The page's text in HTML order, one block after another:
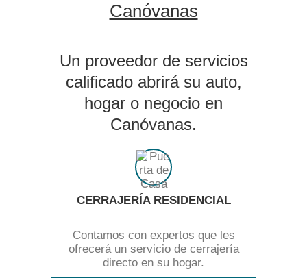
Canóvanas
Un proveedor de servicios
calificado abrirá su auto,
hogar o negocio en
Canóvanas.
CERRAJERÍA RESIDENCIAL
Contamos con expertos que les
ofrecerá un servicio de cerrajería
directo en su hogar.